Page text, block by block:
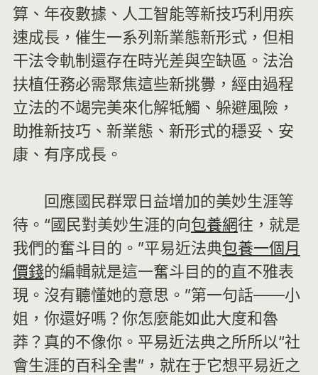
算、年夜數據、人工智能等新技巧利用疾
速成長，催生一系列新業態新形式，但相
干法令軌制還存在時光差與空缺區。法治
扶植任務必需聚焦這些新挑釁，經由過程
立法的不竭完美來化解牴觸、躲避風險，
助推新技巧、新業態、新形式的穩妥、安
康、有序成長。
回應國民群眾日益增加的美妙生涯等
待。“國民對美妙生涯的向包養網往，就是
我們的奮斗目的。”平易近法典包養一個月
價錢的編輯就是這一奮斗目的的直不雅表
現。沒有聽懂她的意思。”第一句話——小
姐，你還好嗎？你怎麼能如此大度和魯
莽？真的不像你。平易近法典之所所以“社
會生涯的百科全書”，就在于它想平易近之